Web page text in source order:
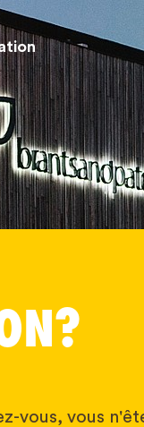
vous, vous